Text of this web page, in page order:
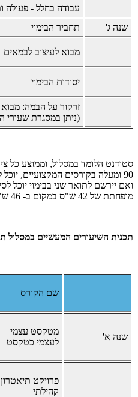
עבודה בחלל - פעולה
שנה ג'
תחביר הבימוי
מבוא לעיצוב לבמאים
יסודות הבימוי
זרקור על הבמה:
(ניתן במסגרת שעורי
90 ומעלה בקורסים המקצועיים,
ואם יירשם לתואר שני בבימוי יוכל
מופחתת של 42 ש"ס במקום ב- 46 ש"ס.
תכנית השיעורים המעשיים במסלול
שם הקורס
שנה א'
מטקסט עצמי
לעצמי כטקסט
פרויקט תיאטרון
קהילתי